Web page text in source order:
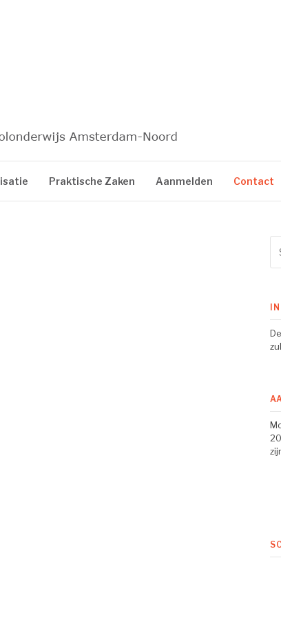
Praktische Zaken Aanmelden Contact